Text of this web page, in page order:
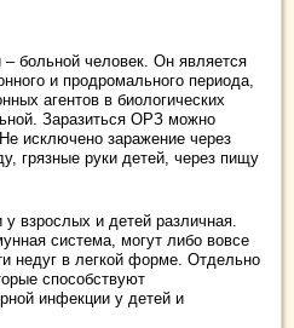
больной человек. Он является
и продромального периода,
агентов в биологических
Заразиться ОРЗ можно
исключено заражение через
грязные руки детей, через пищу
взрослых и детей различная.
система, могут либо вовсе
недуг в легкой форме. Отдельно
способствуют
инфекции у детей и